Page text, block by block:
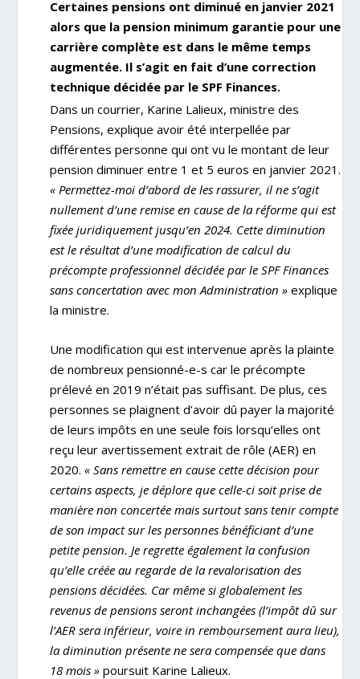
Certaines pensions ont diminué en janvier 2021
alors que la pension minimum garantie pour une
carrière complète est dans le même temps
augmentée. Il s’agit en fait d’une correction
technique décidée par le SPF Finances.
Dans un courrier, Karine Lalieux, ministre des
Pensions, explique avoir été interpellée par
différentes personne qui ont vu le montant de leur
pension diminuer entre 1 et 5 euros en janvier 2021.
« Permettez-moi d’abord de les rassurer, il ne s’agit
nullement d’une remise en cause de la réforme qui est
fixée juridiquement jusqu’en 2024. Cette diminution
est le résultat d’une modification de calcul du
précompte professionnel décidée par le SPF Finances
sans concertation avec mon Administration » explique
la ministre.
Une modification qui est intervenue après la plainte
de nombreux pensionné-e-s car le précompte
prélevé en 2019 n’était pas suffisant. De plus, ces
personnes se plaignent d’avoir dû payer la majorité
de leurs impôts en une seule fois lorsqu’elles ont
reçu leur avertissement extrait de rôle (AER) en
2020.« Sans remettre en cause cette décision pour
certains aspects, je déplore que celle-ci soit prise de
manière non concertée mais surtout sans tenir compte
de son impact sur les personnes bénéficiant d’une
petite pension. Je regrette également la confusion
qu’elle créée au regarde de la revalorisation des
pensions décidées. Car même si globalement les
revenus de pensions seront inchangées (l’impôt dû sur
l’AER sera inférieur, voire in remboursement aura lieu),
la diminution présente ne sera compensée que dans
18 mois » poursuit Karine Lalieux.